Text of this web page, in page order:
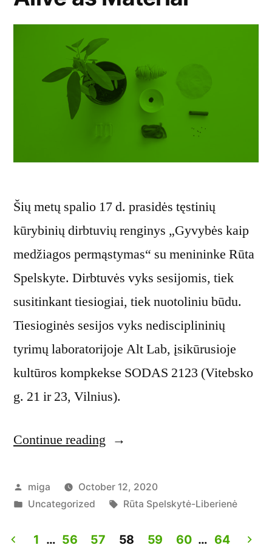
Šių metų spalio 17 d. prasidės tęstinių
kūrybinių dirbtuvių renginys „Gyvybės kaip
medžiagos permąstymas“ su menininke Rūta
Spelskyte. Dirbtuvės vyks sesijomis, tiek
susitinkant tiesiogiai, tiek nuotoliniu būdu.
Tiesioginės sesijos vyks nedisciplininių
tyrimų laboratorijoje Alt Lab, įsikūrusioje
kultūros kompkekse SODAS 2123 (Vitebsko
g. 21 ir 23, Vilnius).
Continue reading“Workshop:
Alive
as
Material”
Posted
by
miga
October 12, 2020
Posted
Uncategorized Tags:
Rūta Spelskytė-Liberienė
1 … 56 57 58 59 60 … 64